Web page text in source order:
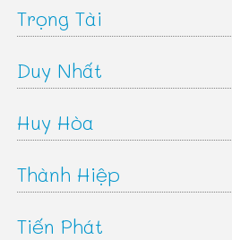
Trọng Tài
Duy Nhất
Huy Hòa
Thành Hiệp
Tiến Phát